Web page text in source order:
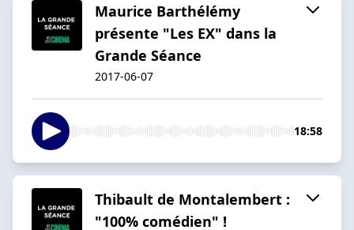
Maurice Barthélémy
présente "Les EX" dans la
Grande Séance
2017-06-07
18:58
Thibault de Montalembert :
"100% comédien" !